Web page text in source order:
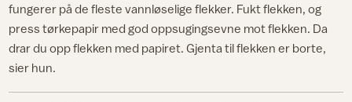
fungerer på de fleste vannløselige flekker. Fukt flekken, og
press tørkepapir med god oppsugingsevne mot flekken. Da
drar du opp flekken med papiret. Gjenta til flekken er borte,
sier hun.